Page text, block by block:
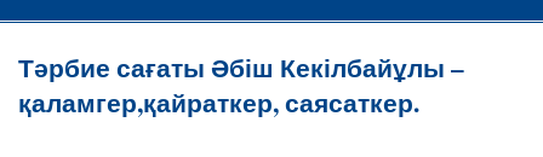
Тәрбие сағаты Әбіш Кекілбайұлы –
қаламгер,қайраткер, саясаткер.